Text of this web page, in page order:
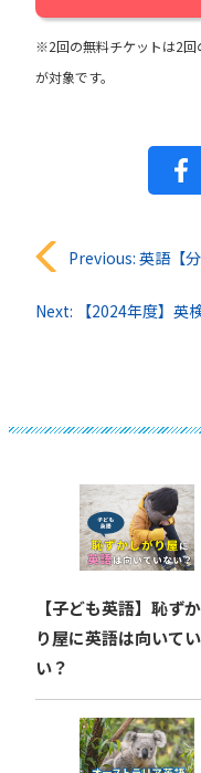
※2回の無料チケットは2回
が対象です。
投
稿
ョ
ン
Previous: 英語【分詞構
Next: 【2024年度】英検®︎試験日
【子ども英語】恥ず
り屋に英語は向いて
い？